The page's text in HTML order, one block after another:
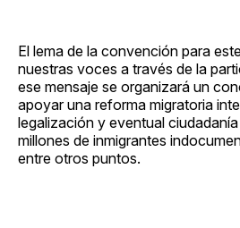
El lema de la convención para
nuestras voces a través de la
ese mensaje se organizará un
apoyar una reforma migratoria
legalización y eventual
millones de inmigrantes
entre otros puntos.